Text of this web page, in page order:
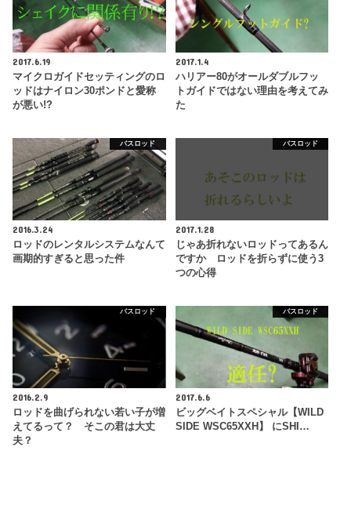
2017.6.19
マイクロガイドセッティングのロ
ッドはナイロン30ポンドと愛称
が悪い!?
2017.1.4
ハリアー80がオールダブルフッ
トガイドではない理由を考えてみ
た
バスロッド
2016.3.24
ロッドのレンタルシステムなんて
画期的すぎると思った件
バスロッド
2017.1.28
じゃあ折れないロッドってあるん
ですか ロッドを折らずに使う3
つの心得
バスロッド
2016.2.9
ロッドを曲げられない若い子が増
えてるって？ そこの君は大丈
夫？
バスロッド
2017.6.6
ビッグベイトスペシャル【WILD
SIDE WSC65XXH】 にSHI…